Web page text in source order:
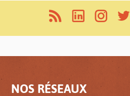
NOS RÉSEAUX